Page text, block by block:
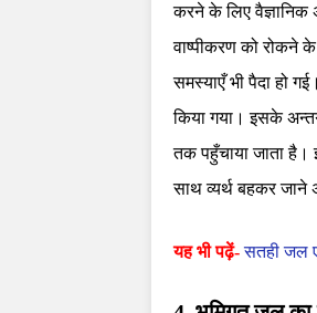
करने के लिए
वाष्पीकरण को रोकने
समस्याएँ भी पैदा हो
किया गया। इसके
तक पहुँचाया जाता
साथ व्यर्थ बहकर जाने
यह भी पढ़ें-सतही जल